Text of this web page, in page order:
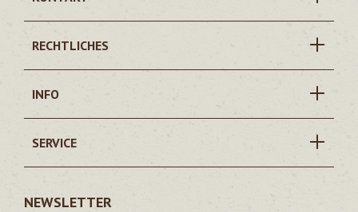
RECHTLICHES
INFO
SERVICE
NEWSLETTER